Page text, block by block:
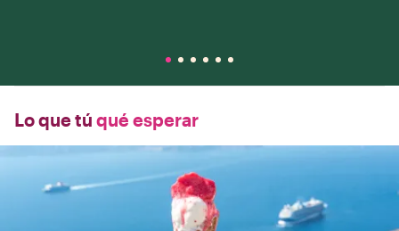
Lo que tú qué esperar